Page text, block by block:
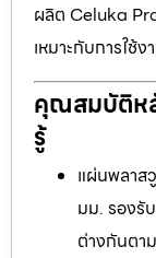
ผลิต Celuka
เหมาะกับการใช้
คุณสมบัติห
รู้
แผ่นพลาส
มม. รองรั
ต่างกันตา